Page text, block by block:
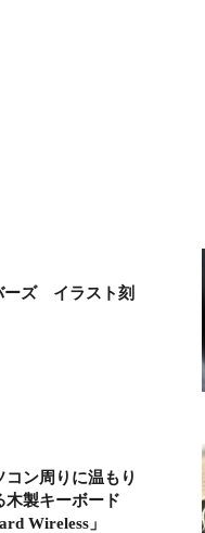
ーズ イラスト刻
コン周りに温もり
木製キーボード
Wireless」